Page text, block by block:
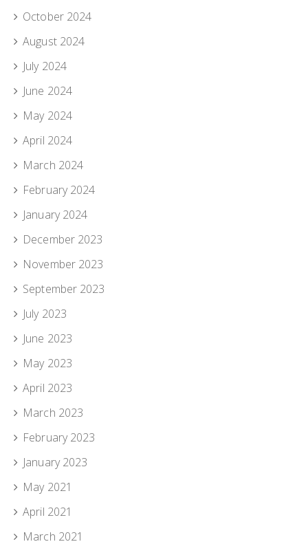
October 2024
August 2024
July 2024
June 2024
May 2024
April 2024
March 2024
February 2024
January 2024
December 2023
November 2023
September 2023
July 2023
June 2023
May 2023
April 2023
March 2023
February 2023
January 2023
May 2021
April 2021
March 2021